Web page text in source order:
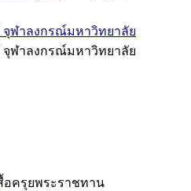
จุฬาลงกรณ์มหาวิทยาลัย
จุฬาลงกรณ์มหาวิทยาลัย
อครุยพระราชทาน